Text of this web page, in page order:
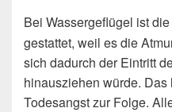
Bei Wassergeflügel ist
gestattet, weil es die
sich dadurch der Eintritt
hinausziehen würde.
Todesangst zur Folge.